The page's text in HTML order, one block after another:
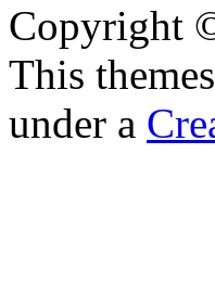
Copyright
This
under a